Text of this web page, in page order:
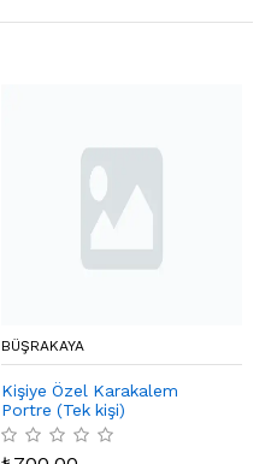
BÜŞRAKAYA
Kişiye Özel Karakalem
Portre (Tek kişi)